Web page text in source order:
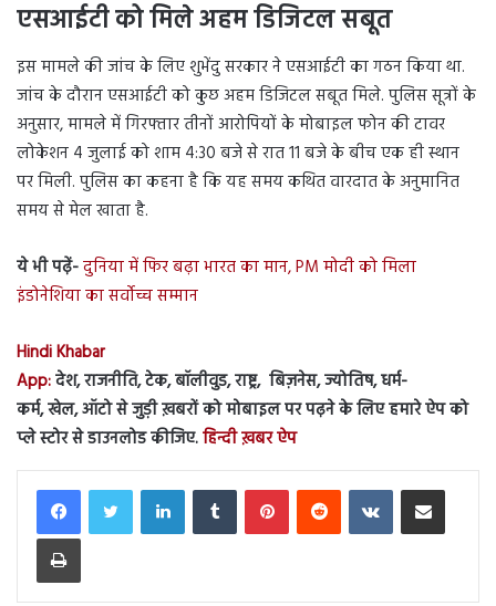
एसआईटी को मिले अहम डिजिटल सबूत
इस मामले की जांच के लिए शुभेंदु सरकार ने एसआईटी का गठन किया था.
जांच के दौरान एसआईटी को कुछ अहम डिजिटल सबूत मिले. पुलिस सूत्रों के
अनुसार, मामले में गिरफ्तार तीनों आरोपियों के मोबाइल फोन की टावर
लोकेशन 4 जुलाई को शाम 4:30 बजे से रात 11 बजे के बीच एक ही स्थान
पर मिली. पुलिस का कहना है कि यह समय कथित वारदात के अनुमानित
समय से मेल खाता है.
ये भी पढ़ें-दुनिया में फिर बढ़ा भारत का मान, PM मोदी को मिला
इंडोनेशिया का सर्वोच्च सम्मान
Hindi Khabar
App:देश, राजनीति, टेक, बॉलीवुड, राष्ट्र, बिज़नेस, ज्योतिष, धर्म-
कर्म, खेल, ऑटो से जुड़ी ख़बरों को मोबाइल पर पढ़ने के लिए हमारे ऐप को
प्ले स्टोर से डाउनलोड कीजिए.हिन्दी ख़बर ऐप
LinkedInTumblr PinterestReddit VKontakteShare via Email
Print